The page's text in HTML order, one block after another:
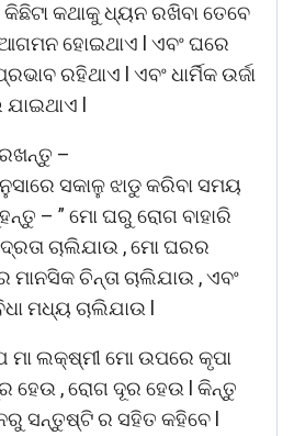
କଥାକୁ ଧ୍ୟନ ରଖିବା ତେବେ
ହୋଇଥାଏ l ଏବଂ ଘରେ
ରହିଥାଏ l ଏବଂ ଧାର୍ମିକ ଉର୍ଜା
l
–
ସକାଳୁ ଝାଡୁ କରିବା ସମୟ
– ” ମୋ ଘରୁ ରୋଗ ବାହାରି
ଚାଲିଯାଉ , ମୋ ଘରର
ଚିନ୍ତା ଚାଲିଯାଉ , ଏବଂ
ମଧ୍ୟ ଚାଲିଯାଉ l
ମା ଲକ୍ଷ୍ମୀ ମୋ ଉପରେ କୃପା
ହେଉ , ରୋଗ ଦୂର ହେଉ l କିନ୍ତୁ
ସନ୍ତୁଷ୍ଟି ର ସହିତ କହିବେ l